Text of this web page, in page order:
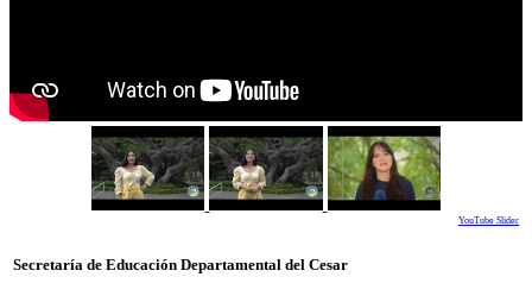
YouTube Slider
Secretaría de Educación Departamental del Cesar